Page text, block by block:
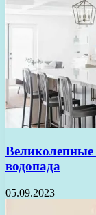
Великолепные
водопада
05.09.2023